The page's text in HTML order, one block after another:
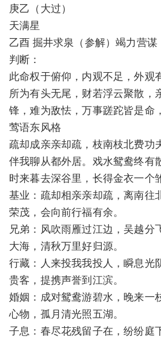
庚乙（大过）
天满星
乙酉 掘井求泉（参解）竭力营谋
判断：
此命权于俯仰，内观不足，外观
所为有头无尾，财若浮云聚散，
锋，难为敌怯，万事蹉跎皆是命
莺语东风格
疏却成亲亲却疏，枝南枝北费功
伴我聊从都外居。戏水鸳鸯终有
时来暮去深谷里，长得金衣一个
基业：疏却相亲亲却疏，离南往
荣茂，会向前行福有余。
兄弟：风吹雨雁过江边，吴越分
大海，清秋万里好归源。
行藏：人来投我我投人，瞬息光
贵客，提携声誉到江滨。
婚姻：成对鸳鸯游碧水，晚来一
心物，孤月清光照五湖。
子息：春尽花残留子在，纷纷庭